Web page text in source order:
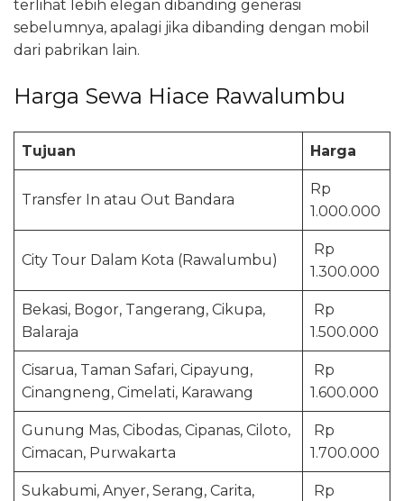
terlihat lebih elegan dibanding generasi
sebelumnya, apalagi jika dibanding dengan mobil
dari pabrikan lain.
Harga Sewa Hiace Rawalumbu
Tujuan Harga
Transfer In atau Out Bandara
Rp
1.000.000
City Tour Dalam Kota (Rawalumbu)
Rp
1.300.000
Bekasi, Bogor, Tangerang, Cikupa,
Balaraja
Rp
1.500.000
Cisarua, Taman Safari, Cipayung,
Cinangneng, Cimelati, Karawang
Rp
1.600.000
Gunung Mas, Cibodas, Cipanas, Ciloto,
Cimacan, Purwakarta
Rp
1.700.000
Sukabumi, Anyer, Serang, Carita,
Rp